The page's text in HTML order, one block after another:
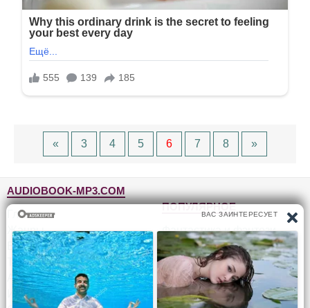
« 3 4 5 6 7 8 »
AUDIOBOOK-MP3.COM
Главная
Жанры
Блог
Топ-100
Авторы
Исполнители
ПОПУЛЯРНОЕ
Фантастика и фэнтези
Детективы, триллеры
Для детей
Роман, проза
Приключения